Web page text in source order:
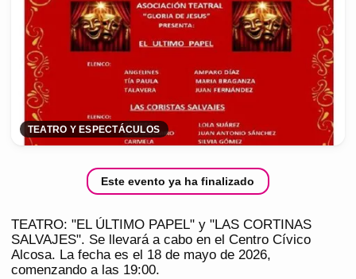
TEATRO Y ESPECTÁCULOS
Este evento ya ha finalizado
TEATRO: "EL ÚLTIMO PAPEL" y "LAS CORTINAS
SALVAJES". Se llevará a cabo en el Centro Cívico
Alcosa. La fecha es el 18 de mayo de 2026,
comenzando a las 19:00.